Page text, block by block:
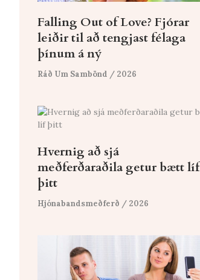
Falling Out of Love? Fjórar
leiðir til að tengjast félaga
þínum á ný
Ráð Um Sambönd / 2026
Hvernig að sjá
meðferðaraðila getur bætt líf
þitt
Hjónabandsmeðferð / 2026